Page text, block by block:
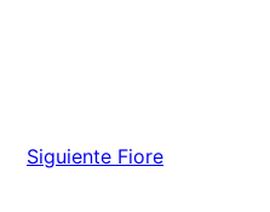
Siguiente Fiore